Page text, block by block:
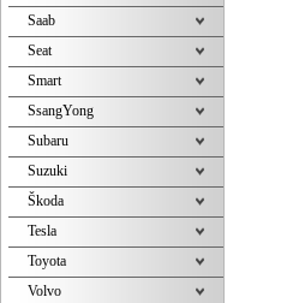
Saab
Seat
Smart
SsangYong
Subaru
Suzuki
Škoda
Tesla
Toyota
Volvo